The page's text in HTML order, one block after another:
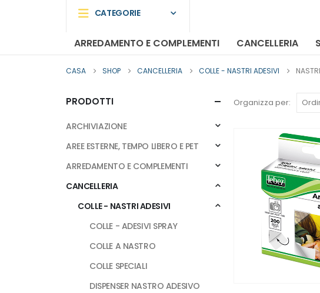
CATEGORIE
ARREDAMENTO E COMPLEMENTI CANCELLERIA
CASA SHOP CANCELLERIA COLLE - NASTRI ADESIVI
Organizza per:
PRODOTTI
ARCHIVIAZIONE
AREE ESTERNE, TEMPO LIBERO E PET
ARREDAMENTO E COMPLEMENTI
CANCELLERIA
COLLE - NASTRI ADESIVI
COLLE - ADESIVI SPRAY
COLLE A NASTRO
COLLE SPECIALI
DISPENSER NASTRO ADESIVO